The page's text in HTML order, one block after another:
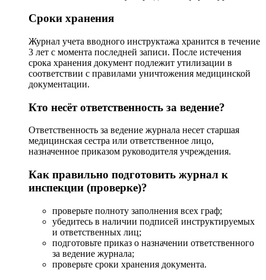
Сроки хранения
Журнал учета вводного инструктажа хранится в течение
3 лет с момента последней записи. После истечения
срока хранения документ подлежит утилизации в
соответствии с правилами уничтожения медицинской
документации.
Кто несёт ответственность за ведение?
Ответственность за ведение журнала несет старшая
медицинская сестра или ответственное лицо,
назначенное приказом руководителя учреждения.
Как правильно подготовить журнал к
инспекции (проверке)?
проверьте полноту заполнения всех граф;
убедитесь в наличии подписей инструктируемых
и ответственных лиц;
подготовьте приказ о назначении ответственного
за ведение журнала;
проверьте сроки хранения документа.